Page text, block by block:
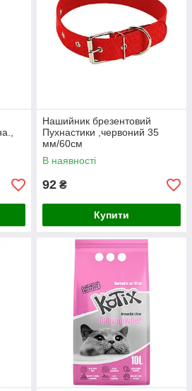
Нашийник брезентовий
Пухнастики ,червоний 35
мм/60см
В наявності
92 ₴
Купити